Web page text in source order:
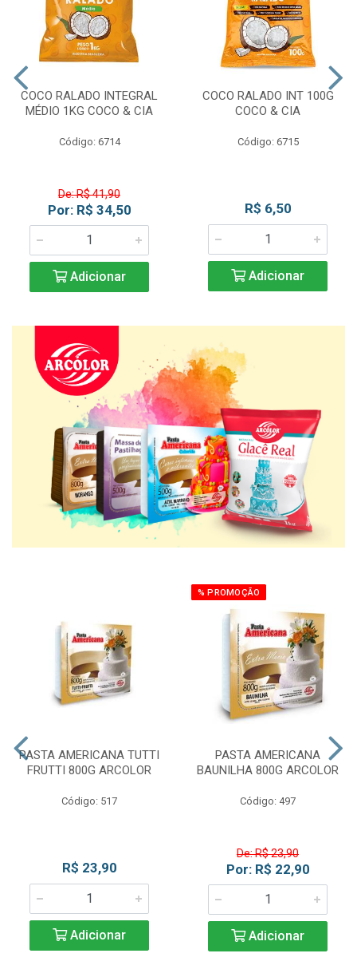
COCO RALADO INTEGRAL
MÉDIO 1KG COCO & CIA
Código: 6714
De: R$ 41,90
Por: R$ 34,50
Adicionar
COCO RALADO INT 100G
COCO & CIA
Código: 6715
R$ 6,50
Adicionar
PASTA AMERICANA TUTTI
FRUTTI 800G ARCOLOR
Código: 517
R$ 23,90
Adicionar
% PROMOÇÃO
PASTA AMERICANA
BAUNILHA 800G ARCOLOR
Código: 497
De: R$ 23,90
Por: R$ 22,90
Adicionar